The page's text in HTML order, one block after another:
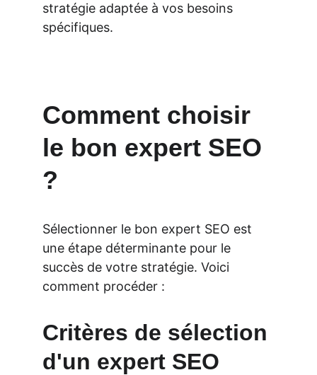
stratégie adaptée à vos besoins
spécifiques.
Comment choisir
le bon expert SEO
?
Sélectionner le bon expert SEO est
une étape déterminante pour le
succès de votre stratégie. Voici
comment procéder :
Critères de sélection
d'un expert SEO